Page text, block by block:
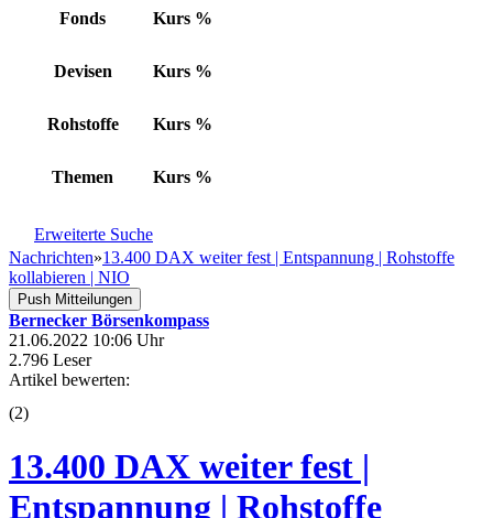
Fonds Kurs %
Devisen Kurs %
Rohstoffe Kurs %
Themen Kurs %
Erweiterte Suche
Nachrichten»13.400 DAX weiter fest | Entspannung | Rohstoffe
kollabieren | NIO
Push Mitteilungen
Bernecker Börsenkompass
21.06.2022 10:06 Uhr
2.796 Leser
Artikel bewerten:
(2)
13.400 DAX weiter fest |
Entspannung | Rohstoffe